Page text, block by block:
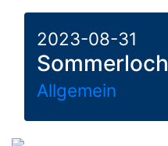
2023-08-31
Sommerloch
Allgemein